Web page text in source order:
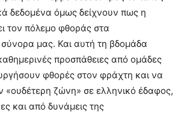
δεδομένα όμως δείχνουν πως η
τον πόλεμο φθοράς στα
μας. Και αυτή τη βδομάδα
προσπάθειες από ομάδες
φθορές στον φράχτη και να
«ουδέτερη ζώνη» σε ελληνικό έδαφος,
και από δυνάμεις της